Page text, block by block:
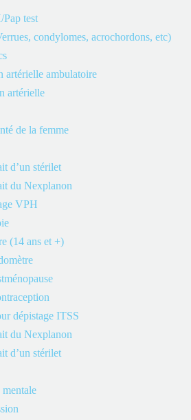
test
condylomes, acrochordons, etc)
artérielle ambulatoire
artérielle
de la femme
d’un stérilet
du Nexplanon
VPH
(14 ans et +)
dépistage ITSS
du Nexplanon
d’un stérilet
mentale
vie privée et à respecter les lois sur la
personnels en vigueur. Cette
(la « Politique ») explique comment
divulguons et protégeons vos
lorsque vous utilisez notre Site.
Personnels
types de renseignements personnels
notre Site :
(par exemple, nom, prénom,
électronique, numéro de téléphone).
(par exemple, adresses IP,
type de navigateur, fuseau
données sur la manière dont vous
Site).
(le cas échéant, par exemple,
lors d’achat en ligne).